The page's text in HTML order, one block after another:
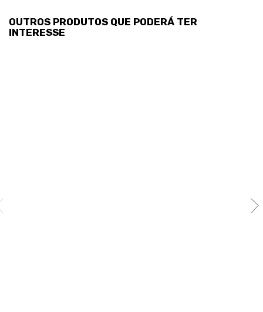
OUTROS PRODUTOS QUE PODERÁ TER
INTERESSE